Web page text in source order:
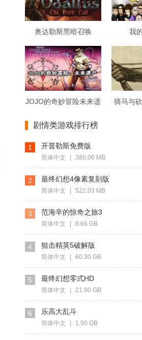
奥达勒斯黑暗召唤 我
JOJO的奇妙冒险未来遗
骑马与
剧情类游戏排行榜
1 开普勒斯免费版
简体中文 380.00 MB
2 最终幻想4像素复刻版
简体中文 522.03 MB
3 范海辛的惊奇之旅3
简体中文 8.66 GB
4 狙击精英5破解版
简体中文 60.30 GB
5 最终幻想零式HD
简体中文 21.90 GB
6 乐高大乱斗
简体中文 1.50 GB